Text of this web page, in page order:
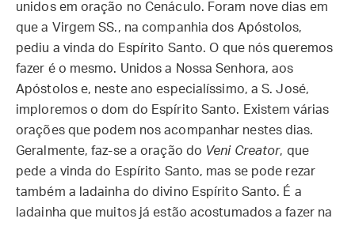
unidos em oração no Cenáculo. Foram nove dias em
que a Virgem SS., na companhia dos Apóstolos,
pediu a vinda do Espírito Santo. O que nós queremos
fazer é o mesmo. Unidos a Nossa Senhora, aos
Apóstolos e, neste ano especialíssimo, a S. José,
imploremos o dom do Espírito Santo. Existem várias
orações que podem nos acompanhar nestes dias.
Geralmente, faz-se a oração do Veni Creator, que
pede a vinda do Espírito Santo, mas se pode rezar
também a ladainha do divino Espírito Santo. É a
ladainha que muitos já estão acostumados a fazer na